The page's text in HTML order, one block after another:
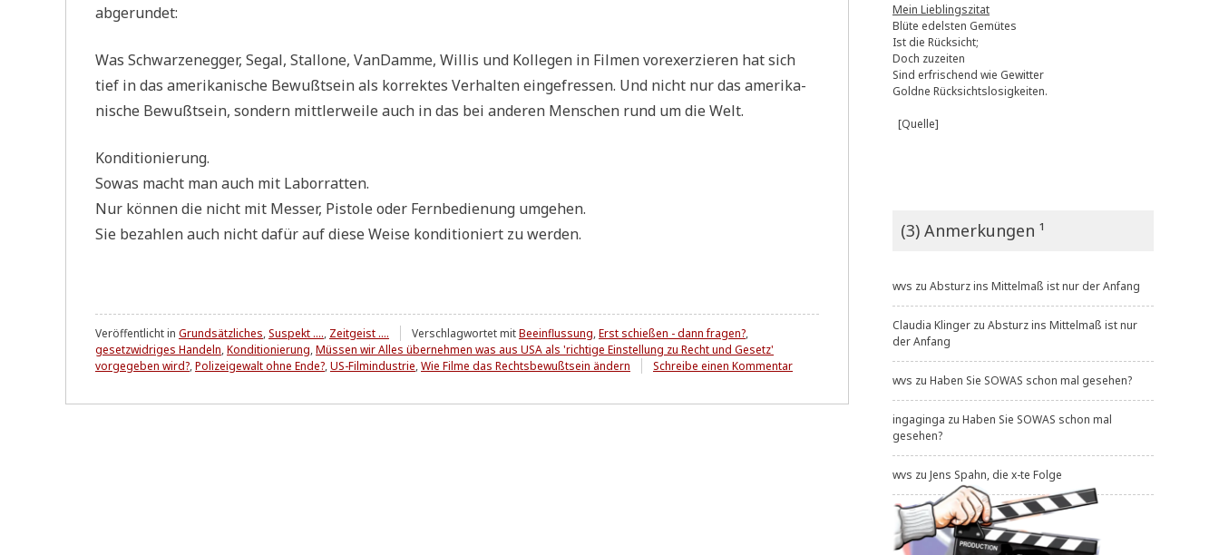
abgerundet:
Was Schwar­zen­eg­ger, Segal, Stal­lo­ne, Van­D­am­me, Wil­lis und Kol­le­gen in Fil­men vor­ex­er­zie­ren hat sich
tief in das ame­ri­ka­ni­sche Bewußt­sein als kor­rek­tes Ver­hal­ten ein­ge­fres­sen. Und nicht nur das ame­ri­ka­
ni­sche Bewußt­sein, son­dern mitt­ler­wei­le auch in das bei ande­ren Men­schen rund um die Welt.
Kon­di­tio­nie­rung.
Sowas macht man auch mit Laborratten.
Nur kön­nen die nicht mit Mes­ser, Pisto­le oder Fern­be­die­nung umgehen.
Sie bezah­len auch nicht dafür auf die­se Wei­se kon­di­tio­niert zu werden.
Veröffentlicht in Grundsätzliches,Suspekt ...., Zeitgeist .... Verschlagwortet mitBeeinflussung,Erst schießen - dann fragen?,
gesetzwidriges Handeln,Konditionierung,Müssen wir Alles übernehmen was aus USA als 'richtige Einstellung zu Recht und Gesetz'
vorgegeben wird?,Polizeigewalt ohne Ende?,US-Filmindustrie,Wie Filme das Rechtsbewußtsein ändern Schreibe einen Kommentarzu
Mein Lieblingszitat
Blüte edelsten Gemütes
Ist die Rücksicht;
Doch zuzeiten
Sind erfrischend wie Gewitter
Goldne Rücksichtslosigkeiten.
[Quelle]
(3) Anmerkungen ¹
wvs zu Absturz ins Mittelmaß ist nur der Anfang
Claudia Klinger zu Absturz ins Mittelmaß ist nur
der Anfang
wvs zu Haben Sie SOWAS schon mal gesehen?
ingaginga zu Haben Sie SOWAS schon mal
gesehen?
wvs zu Jens Spahn, die x-te Folge